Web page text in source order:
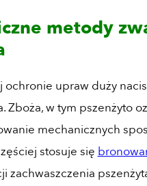
metody
upraw duży
Zboża, w tym pszenżyto
mechanicznych
stosuje się
zachwaszczenia